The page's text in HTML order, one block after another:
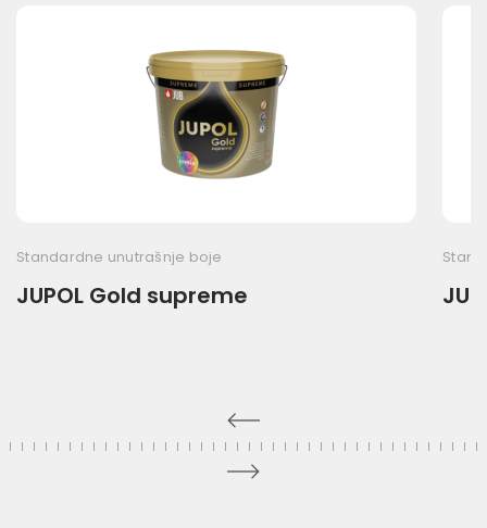
Standardne unutrašnje boje
JUPOL Gold supreme